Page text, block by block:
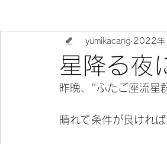
食いしん坊 blog お料理
今宵の一冊
星降る夜
yumikacang 2022年
昨晩、"ふたご座流星
晴れて条件が良けれ